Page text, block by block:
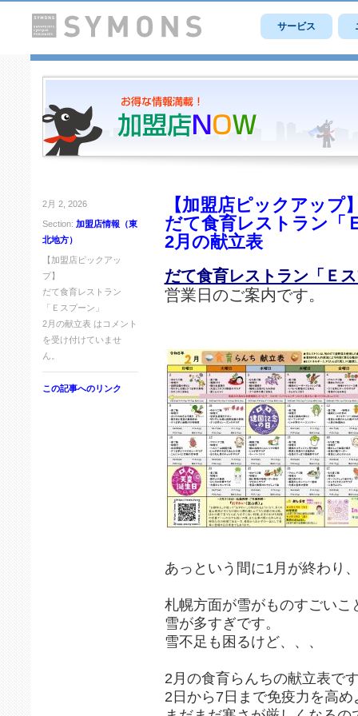
サービス
2月 2, 2026
Section: 加盟店情報（東
北地方）
【加盟店ピックアッ
プ】
だて食育レストラン
「Ｅスプーン」
2月の献立表 は コメント
を受け付けていませ
ん。
この記事へのリンク
【加盟店ピックアップ
だて食育レストラン「
2月の献立表
だて食育レストラン「Ｅ
営業日のご案内です。
あっという間に1月が終わり
札幌方面が雪がものすごいこ
雪が多すぎです。
雪不足も困るけど、、、
2月の食育らんちの献立表で
2日から7日まで免疫力を高